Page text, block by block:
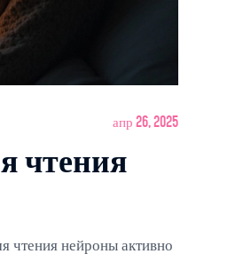
апр 26, 2025
чтения
чтения нейроны активно